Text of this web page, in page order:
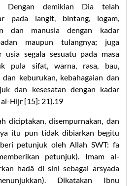
Dengan demikian Dia telah
pada langit, bintang, logam,
dan manusia dengan kadar
maupun tulangnya; juga
usia segala sesuatu pada masa
pula sifat, warna, rasa, bau,
dan keburukan, kebahagaian dan
dan kesesatan dengan kadar
Hijr [15]: 21).19
diciptakan, disempurnakan, dan
itu pun tidak dibiarkan begitu
petunjuk oleh Allah SWT: fa
petunjuk). Imam al-
hadâ di sini sebagai arsyada
Dikatakan Ibnu